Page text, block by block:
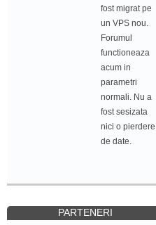
fost migrat pe
un VPS nou.
Forumul
functioneaza
acum in
parametri
normali. Nu a
fost sesizata
nici o pierdere
de date.
PARTENERI